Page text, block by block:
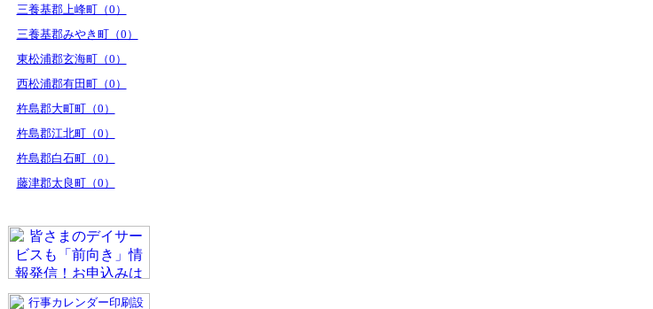
三養基郡上峰町（0）
三養基郡みやき町（0）
東松浦郡玄海町（0）
西松浦郡有田町（0）
杵島郡大町町（0）
杵島郡江北町（0）
杵島郡白石町（0）
藤津郡太良町（0）